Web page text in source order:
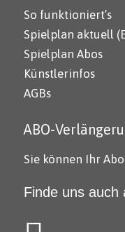
So funktioniert’s
Spielplan aktuell
Spielplan Abos
Künstlerinfos
AGBs
ABO-
Sie können Ihr
Finde uns auch